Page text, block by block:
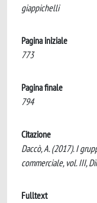
giappichelli
Pagina iniziale
773
Pagina finale
794
Citazione
Daccò, A. (2017). I
commerciale, vol. III,
Fulltext